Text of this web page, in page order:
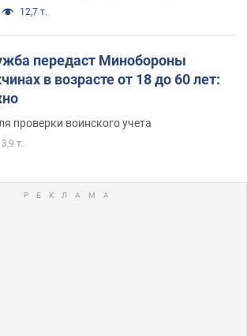
12,7 т.
передаст Минобороны
в возрасте от 18 до 60 лет:
проверки воинского учета
3,9 т.